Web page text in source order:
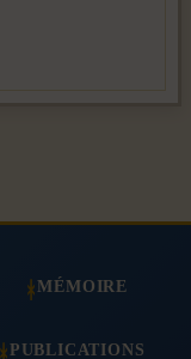
MÉMOIRE
PUBLICATIONS